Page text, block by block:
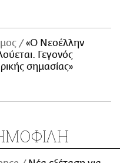
«Ο Νεοέλλην
Γεγονός
σημασίας»